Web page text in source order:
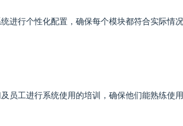
进行个性化配置，确保每个模块都符合实际情
员工进行系统使用的培训，确保他们能熟练使